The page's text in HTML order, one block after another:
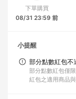
下單購買
08/31 23:59 前
小提醒
部分點數紅包不
部分點數紅包僅
紅包之適用商品